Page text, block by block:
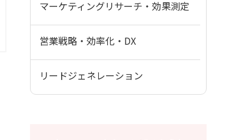
マーケティングリサーチ・効果測定
営業戦略・効率化・DX
リードジェネレーション